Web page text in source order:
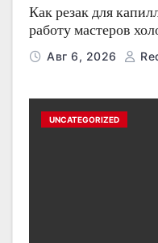
Как резак для
работу мастеров
Авг 6, 2026
UNCATEGORIZED